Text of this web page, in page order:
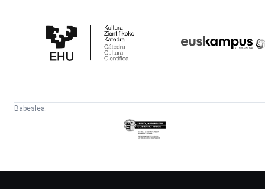
Zientifikoko
Katedra
Babeslea:
Eusko
Jaurlaritza